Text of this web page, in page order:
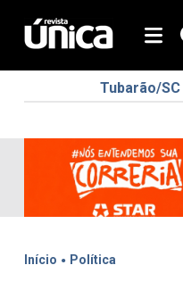
Tubarão/SC
Início . Política